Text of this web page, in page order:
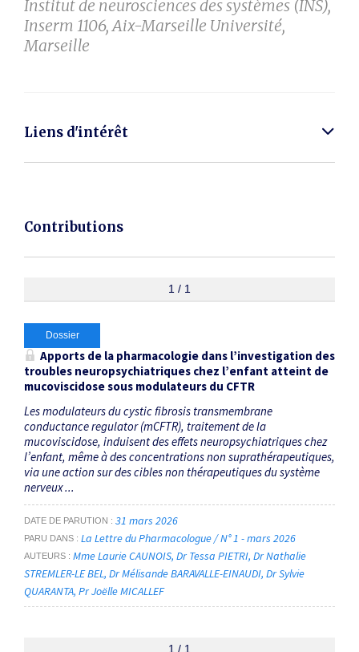
Institut de neurosciences des systèmes (INS),
Inserm 1106, Aix-Marseille Université,
Marseille
Liens d'intérêt
Contributions
1 / 1
Dossier
Apports de la pharmacologie dans l’investigation des
troubles neuropsychiatriques chez l’enfant atteint de
mucoviscidose sous modulateurs du CFTR
Les modulateurs du cystic fibrosis transmembrane
conductance regulator (mCFTR), traitement de la
mucoviscidose, induisent des effets neuropsychiatriques chez
l’enfant, même à des concentrations non suprathérapeutiques,
via une action sur des cibles non thérapeutiques du système
nerveux ...
DATE DE PARUTION 31 mars 2026
PARU DANS La Lettre du Pharmacologue / N° 1 - mars 2026
AUTEURS Mme Laurie CAUNOIS Dr Tessa PIETRI Dr Nathalie
STREMLER-LE BEL Dr Mélisande BARAVALLE-EINAUDI Dr Sylvie
QUARANTA Pr Joëlle MICALLEF
1 / 1